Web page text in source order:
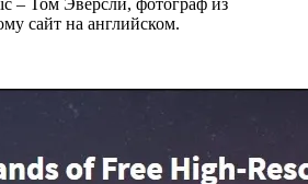
– Том Эверсли, фотограф из
сайт на английском.